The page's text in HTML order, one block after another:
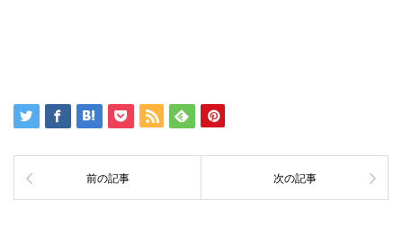
前の記事 次の記事